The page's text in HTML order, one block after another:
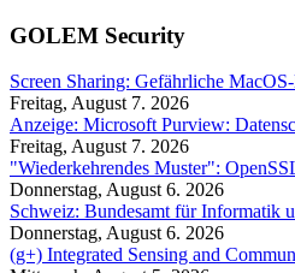
GOLEM Security
Screen Sharing: Gefährliche
Freitag, August 7. 2026
Anzeige: Microsoft Purview:
Freitag, August 7. 2026
"Wiederkehrendes Muster":
Donnerstag, August 6. 2026
Schweiz: Bundesamt für Informatik
Donnerstag, August 6. 2026
(g+) Integrated Sensing and